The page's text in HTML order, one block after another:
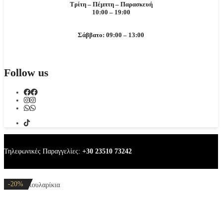
Τρίτη – Πέμπτη – Παρασκευή
10:00 – 19:00
Σάββατο: 09:00 – 13:00
Follow us
Τηλεφωνικές Παραγγελίες: +30 23510 73242
Purple σκουλαρίκια
-20%
-20%
-20%
-32%
-32%
-20%
-20%
-32%
-20%
-20%
-20%